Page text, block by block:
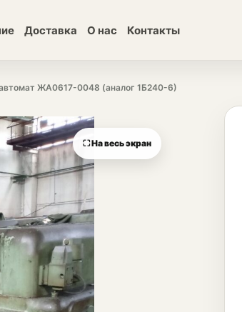
Доставка О нас Контакты
ЖА0617-0048 (аналог 1Б240-6)
⛶ На весь экран